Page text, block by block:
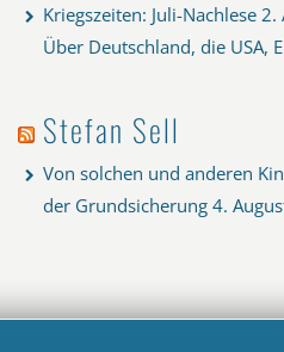
Kriegszeiten: Juli-Nachlese 2.
Über Deutschland, die USA,
Stefan Sell
Von solchen und anderen
der Grundsicherung 4.